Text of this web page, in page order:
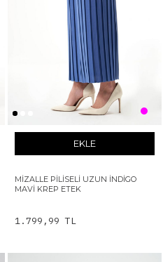
EKLE
MIZALLE PILISELI UZUN İNDIGO
MAVI KREP ETEK
1.799,99 TL